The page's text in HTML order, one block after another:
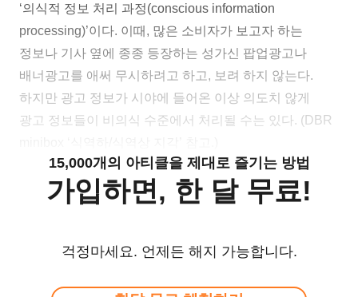
‘의식적 정보 처리 과정(conscious information
processing)’이다. 이때, 많은 소비자가 보고자 하는
정보나 기사 옆에 종종 등장하는 성가신 팝업광고나
배너광고를 애써 무시하려고 하고, 보려 하지 않는다.
하지만 광고 정보가 시야에 들어온 이상 의도치 않게
광고 정보들이 비의식 수준에서 처리될 수는 있다. (DBR
15,000개의 아티클을 제대로 즐기는 방법
가입하면, 한 달 무료!
걱정마세요. 언제든 해지 가능합니다.